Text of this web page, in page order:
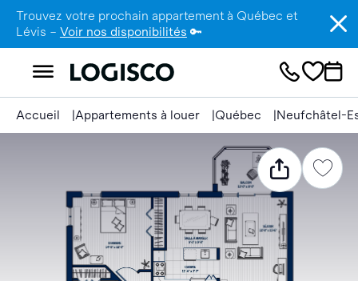
Trouvez votre prochain appartement à Québec et
Lévis – Voir nos disponibilités 🔑
Accueil Appartements à louer Québec Neufchâtel-